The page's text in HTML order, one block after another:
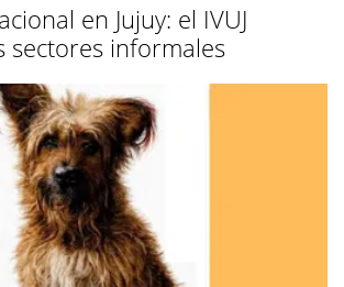
en Jujuy: el IVUJ
sectores informales